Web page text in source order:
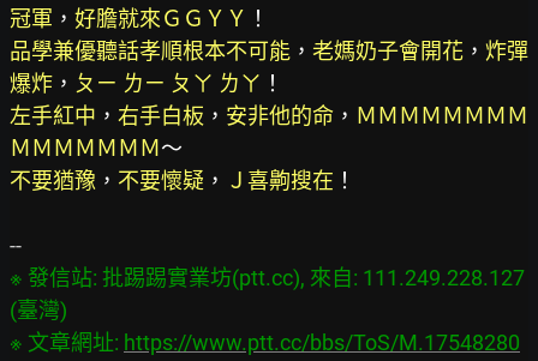
冠軍 ， 好膽就來ＧＧＹＹ
品學兼優聽話孝順根本不可能 ， 老媽奶子會開花 ， 炸彈
爆炸 ， ㄆㄧ ㄌㄧ ㄆㄚ ㄌㄚ
左手紅中 ， 右手白板 ， 安非他的命 ， ＭＭＭＭＭＭＭＭ
ＭＭＭＭＭＭＭ
不要猶豫 ， 不要懷疑 ， Ｊ喜齁搜在 ！
※ 發信站: 批踢踢實業坊(ptt.cc), 來自: 111.249.228.127
(臺灣)
※ 文章網址: https://www.ptt.cc/bbs/ToS/M.17548280